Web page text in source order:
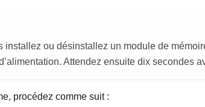
installez ou désinstallez un module de
Attendez ensuite dix secondes
procédez comme suit :